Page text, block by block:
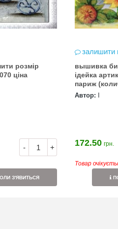
розмір
30*40см артикул ВБ1070 ціна
- +
З'ЯВИТЬСЯ
залишити
вышивка бисером
ідейка артикул ВБ1061 бонжур
париж
Автор:
172.50 грн.
Товар